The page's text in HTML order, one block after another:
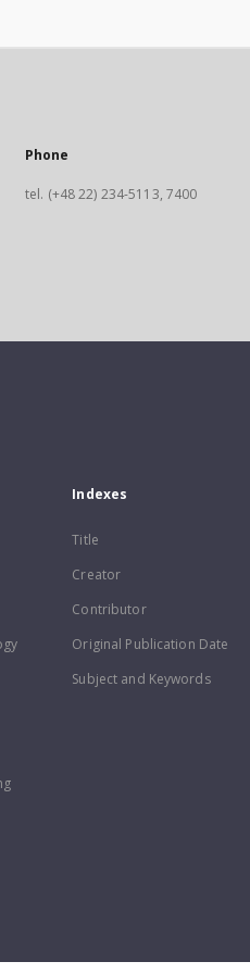
Phone
tel. (+48 22) 234-5113, 7400
Indexes
Title
Creator
Contributor
Original Publication Date
Subject and Keywords